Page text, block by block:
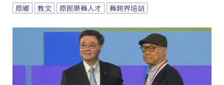
原鄉 教文 原民樂舞人才 舞跨界培訓